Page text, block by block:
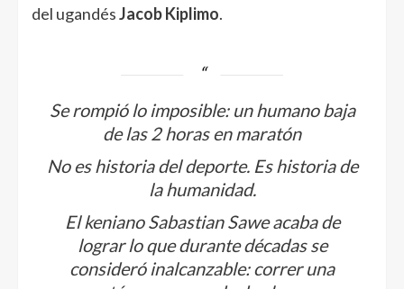
del ugandésJacob Kiplimo.
Se rompió lo imposible: un humano baja
de las 2 horas en maratón
No es historia del deporte. Es historia de
la humanidad.
El keniano Sabastian Sawe acaba de
lograr lo que durante décadas se
consideró inalcanzable: correr una